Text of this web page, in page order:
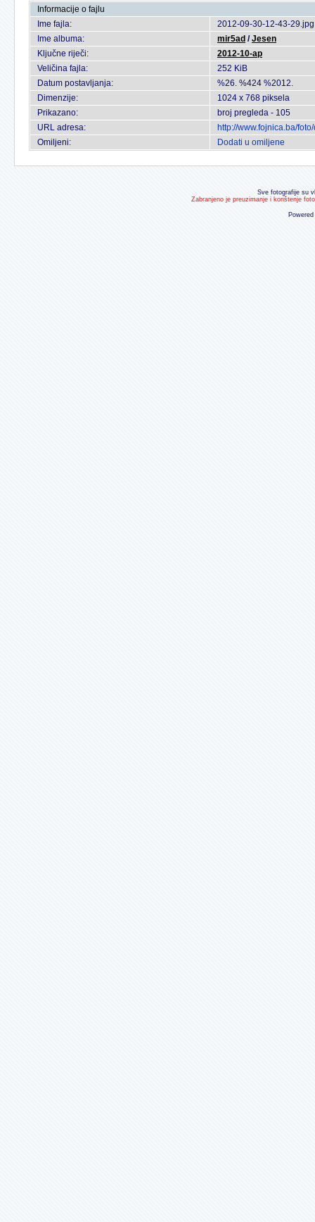
Informacije o fajlu
Ime fajla:
2012-09-30-12-43-29.jpg
Ime albuma:
mir5ad /Jesen
Ključne riječi:
2012-10-ap
Veličina fajla:
252 KiB
Datum postavljanja:
%26. %424 %2012.
Dimenzije:
1024 x 768 piksela
Prikazano:
broj pregleda - 105
URL adresa:
http://www.fojnica.ba/
Omiljeni:
Dodati u omiljene
Sve fotografije su
Zabranjeno je preuzimanje i korištenje